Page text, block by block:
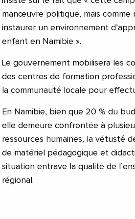
manœuvre politique, mais comme
instaurer un environnement
enfant en Namibie ».
Le gouvernement mobilisera les
des centres de formation
la communauté locale pour
En Namibie, bien que 20 % du
elle demeure confrontée à
ressources humaines, la vétusté
de matériel pédagogique et
situation entrave la qualité de
régional.